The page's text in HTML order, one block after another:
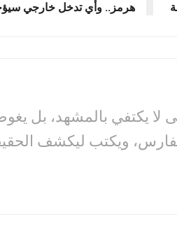
هرمز.. وأي تدخل خارجي
لا يكتفي بالمشهد، بل
ويكتب ليكشف